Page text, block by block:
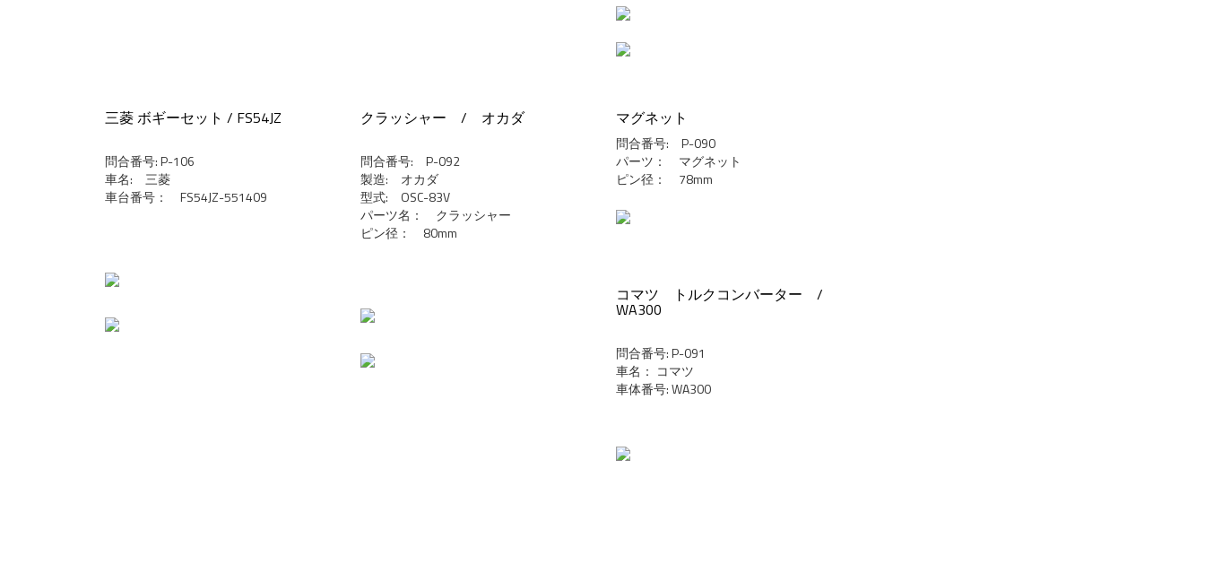
三菱 ボギーセット / FS54JZ
問合番号: P-106
車名: 三菱
車台番号： FS54JZ-551409
クラッシャー / オカダ
問合番号: P-092
製造: オカダ
型式: OSC-83V
パーツ名： クラッシャー
ピン径： 80mm
マグネット
問合番号: P-090
パーツ： マグネット
ピン径： 78mm
コマツ トルクコンバーター /
WA300
問合番号: P-091
車名： コマツ
車体番号: WA300